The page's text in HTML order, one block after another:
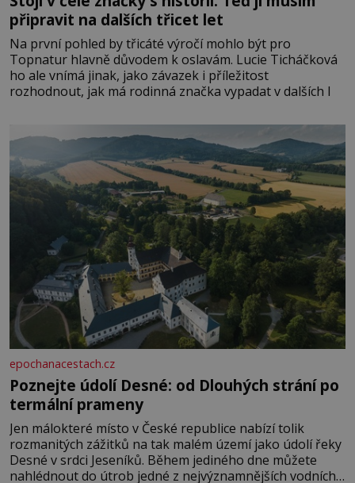
připravit na dalších třicet let
Na první pohled by třicáté výročí mohlo být pro
Topnatur hlavně důvodem k oslavám. Lucie Ticháčková
ho ale vnímá jinak, jako závazek i příležitost
rozhodnout, jak má rodinná značka vypadat v dalších l
epochanacestach.cz
Poznejte údolí Desné: od Dlouhých strání po
termální prameny
Jen málokteré místo v České republice nabízí tolik
rozmanitých zážitků na tak malém území jako údolí řeky
Desné v srdci Jeseníků. Během jediného dne můžete
nahlédnout do útrob jedné z nejvýznamnějších vodních